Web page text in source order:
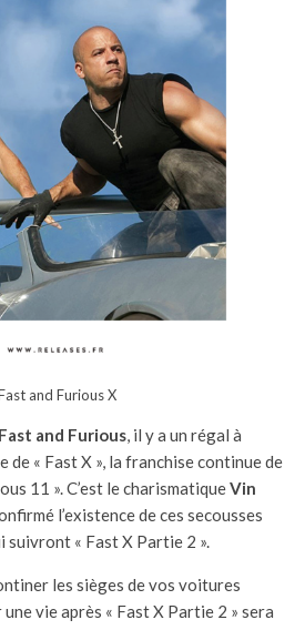
and Furious X
Fast and Furious, il y a un régal à
de « Fast X », la franchise continue de
11 ». C’est le charismatiqueVin
l’existence de ces secousses
suivront « Fast X Partie 2 ».
les sièges de vos voitures
vie après « Fast X Partie 2 » sera